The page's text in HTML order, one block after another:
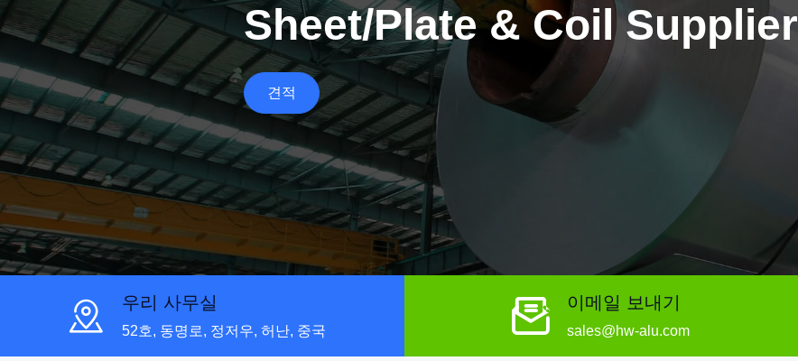
Sheet/Plate & Coil Supplier
견적
우리 사무실
52호, 동명로, 정저우, 허난, 중국
이메일 보내기
sales@hw-alu.com